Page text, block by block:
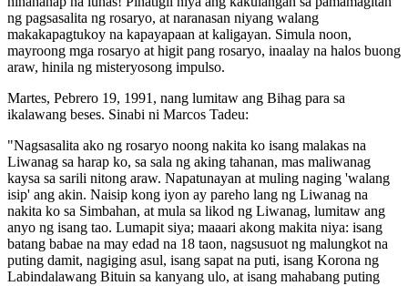
ng pagsasalita ng rosaryo, at naranasan niyang walang
makakapagtukoy na kapayapaan at kaligayan. Simula noon,
mayroong mga rosaryo at higit pang rosaryo, inaalay na halos buong
araw, hinila ng misteryosong impulso.
Martes, Pebrero 19, 1991, nang lumitaw ang Bihag para sa
ikalawang beses. Sinabi ni Marcos Tadeu:
"Nagsasalita ako ng rosaryo noong nakita ko isang malakas na
Liwanag sa harap ko, sa sala ng aking tahanan, mas maliwanag
kaysa sa sarili nitong araw. Napatunayan at muling naging 'walang
isip' ang akin. Naisip kong iyon ay pareho lang ng Liwanag na
nakita ko sa Simbahan, at mula sa likod ng Liwanag, lumitaw ang
anyo ng isang tao. Lumapit siya; maaari akong makita niya: isang
batang babae na may edad na 18 taon, nagsusuot ng malungkot na
puting damit, nagiging asul, isang sapat na puti, isang Korona ng
Labindalawang Bituin sa kanyang ulo, at isang mahabang puting